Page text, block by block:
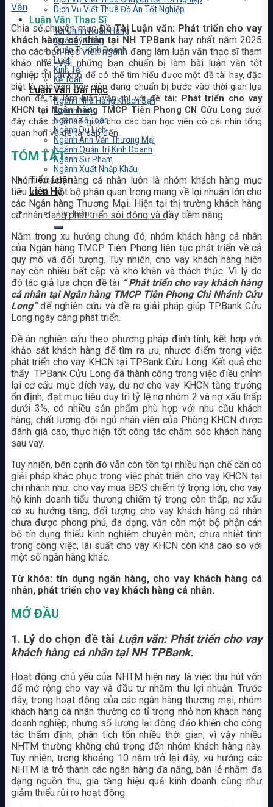
Dịch Vụ Viết Thuê Đồ Án Tốt Nghiệp
Luận Văn Thạc Sĩ
Tài Chính Ngân Hàng
Quản Lý Công
Quản Trị Kinh Doanh
Luật
Kinh Tế
Kế Toán
Luận Văn Đại Học
Ngành Nhà Hàng Khách Sạn
Ngành Luật
Ngành Kế Toán
Ngành Du Lịch
Ngành Anh Văn Thương Mại
Ngành Quản Trị Kinh Doanh
Ngành Sư Phạm
Ngành Xuất Nhập Khẩu
Tiểu Luận
Liên Hệ
Văn
Chia sẻ chuyên mụcĐề Tài Luận văn: Phát triển cho vay
khách hàng cá nhân tại NH TPBankhay nhất năm 2025
cho các bạn học viên ngành đang làm luận văn thạc sĩ tham
khảo nhé. Với những bạn chuẩn bị làm bài luận văn tốt
nghiệp thì rất khó để có thể tìm hiểu được một đề tài hay, đặc
biệt là các bạn học viên đang chuẩn bị bước vào thời gian lựa
chọn đề tài làm luận văn thì vớiđề tài: Phát triển cho vay
KHCN tại Ngân hàng TMCP Tiên Phong CN Cửu Long dưới
đây chắc chắn sẽ giúp cho các bạn học viên có cái nhìn tổng
quan hơn về đề tài sắp đến.
TÓM TẮT
Nhóm khách hàng cá nhân luôn là nhóm khách hàng mục
tiêu và là một bộ phận quan trọng mang về lợi nhuận lớn cho
các Ngân hàng Thương Mại. Hiện tại thị trường khách hàng
cá nhân đang phát triển sôi động và đầy tiềm năng.
Nằm trong xu hướng chung đó, nhóm khách hàng cá nhân
của Ngân hàng TMCP Tiên Phong liên tục phát triển về cả
quy mô và đối tượng. Tuy nhiên, cho vay khách hàng hiện
nay còn nhiều bất cập và khó khăn và thách thức. Vì lý do
đó tác giả lựa chọn đề tài “ Phát triển cho vay khách hàng
cá nhân tại Ngân hàng TMCP Tiên Phong Chi Nhánh Cửu
Long”để nghiên cứu và đề ra giải pháp giúp TPBank Cửu
Long ngày càng phát triển.
Đề án nghiên cứu theo phương pháp định tính, kết hợp với
khảo sát khách hàng để tìm ra ưu, nhược điểm trong việc
phát triển cho vay KHCN tại TPBank Cửu Long. Kết quả cho
thấy TPBank Cửu Long đã thành công trong việc điều chỉnh
lại cơ cấu mục đích vay, dư nợ cho vay KHCN tăng trưởng
ổn định, đạt mục tiêu duy trì tỷ lệ nợ nhóm 2 và nợ xấu thấp
dưới 3%, có nhiều sản phẩm phù hợp với nhu cầu khách
hàng, chất lượng đội ngủ nhân viên của Phòng KHCN được
đánh giá cao, thực hiện tốt công tác chăm sóc khách hàng
sau vay.
Tuy nhiên, bên cạnh đó vẫn còn tồn tại nhiều hạn chế cần có
giải pháp khắc phục trong việc phát triển cho vay KHCN tại
chi nhánh như: cho vay mua BĐS chiếm tỷ trọng lớn, cho vay
hộ kinh doanh tiểu thương chiếm tỷ trọng còn thấp, nợ xấu
có xu hướng tăng, đối tượng cho vay khách hàng cá nhân
chưa được phong phú, đa dạng, vẫn còn một bộ phận cán
bộ tín dụng thiếu kinh nghiệm chuyên môn, chưa nhiệt tình
trong công việc, lãi suất cho vay KHCN còn khá cao so với
một số ngân hàng khác.
Từ khóa: tín dụng ngân hàng, cho vay khách hàng cá
nhân, phát triển cho vay khách hàng cá nhân.
MỞ ĐẦU
1. Lý do chọn đề tài Luận văn: Phát triển cho vay
khách hàng cá nhân tại NH TPBank.
Hoạt động chủ yếu của NHTM hiện nay là việc thu hút vốn
để mở rộng cho vay và đầu tư nhằm thu lợi nhuận. Trước
đây, trong hoạt động của các ngân hàng thương mại, nhóm
khách hàng cá nhân thường có tỉ trọng nhỏ hơn khách hàng
doanh nghiệp, nhưng số lượng lại đông đảo khiến cho công
tác thẩm định, phân tích tốn nhiều thời gian, vì vậy nhiều
NHTM thường không chú trọng đến nhóm khách hàng này.
Tuy nhiên, trong khoảng 10 năm trở lại đây, xu hướng các
NHTM là trở thành các ngân hàng đa năng, bán lẻ nhằm đa
dạng nguồn thu, gia tăng hiệu quả kinh doanh cũng như
giảm thiểu rủi ro hoạt động.